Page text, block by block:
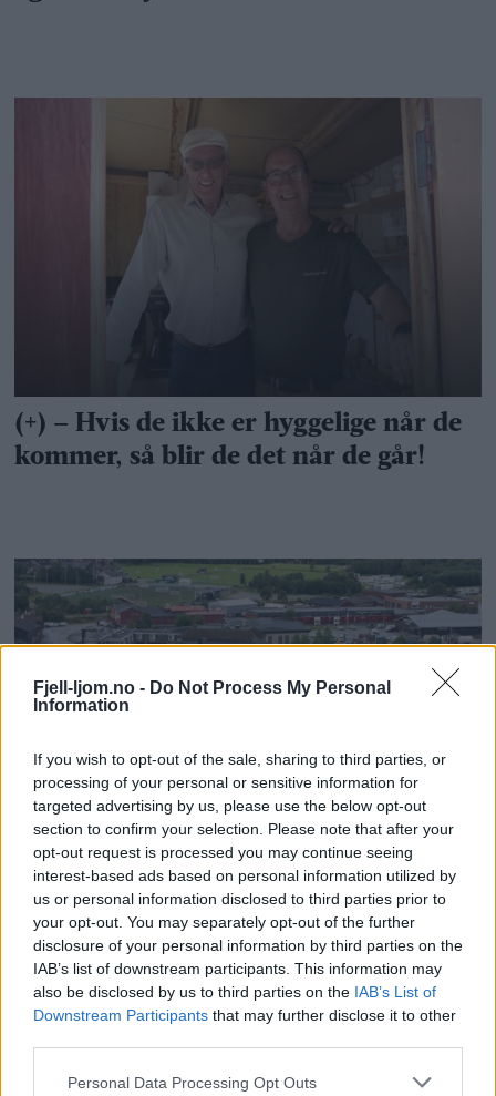
Fjell-ljom.no - Do Not Process My Personal
Information
If you wish to opt-out of the sale, sharing to third parties, or
processing of your personal or sensitive information for
targeted advertising by us, please use the below opt-out
section to confirm your selection. Please note that after your
opt-out request is processed you may continue seeing
interest-based ads based on personal information utilized by
us or personal information disclosed to third parties prior to
your opt-out. You may separately opt-out of the further
disclosure of your personal information by third parties on the
IAB’s list of downstream participants. This information may
also be disclosed by us to third parties on the IAB’s List of
Downstream Participants that may further disclose it to other
Personal Data Processing Opt Outs